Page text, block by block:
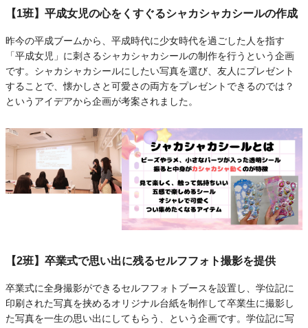
【1班】平成女児の心をくすぐるシャカシャカシールの作成
昨今の平成ブームから、平成時代に少女時代を過ごした人を指す
「平成女児」に刺さるシャカシャカシールの制作を行うという企画
です。シャカシャカシールにしたい写真を選び、友人にプレゼント
することで、懐かしさと可愛さの両方をプレゼントできるのでは？
というアイデアから企画が考案されました。
【2班】卒業式で思い出に残るセルフフォト撮影を提供
卒業式に全身撮影ができるセルフフォトブースを設置し、学位記に
印刷された写真を挟めるオリジナル台紙を制作して卒業生に撮影し
た写真を一生の思い出にしてもらう、という企画です。学位記に写